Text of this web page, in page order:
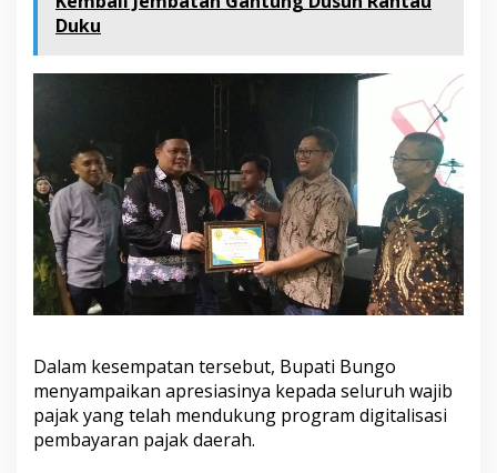
a
a
T
a
h
u
n
2
2
Duku
Dalam kesempatan tersebut, Bupati Bungo
menyampaikan apresiasinya kepada seluruh wajib
pajak yang telah mendukung program digitalisasi
pembayaran pajak daerah.